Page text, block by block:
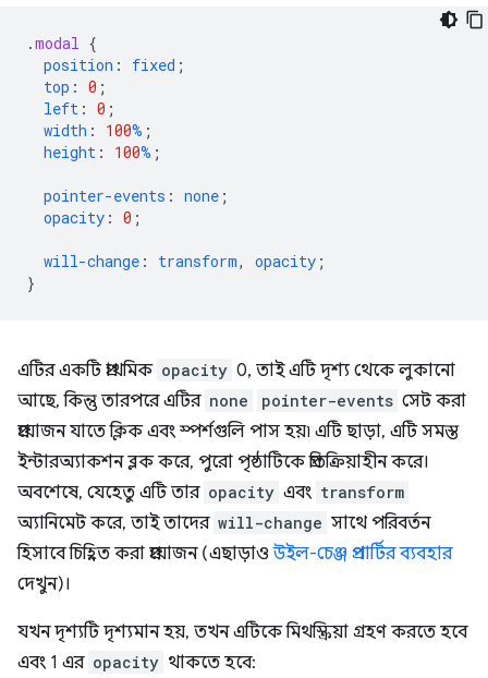
.modal {
position : fixed ;
top : 0 ;
left : 0 ;
width : 100% ;
height : 100% ;
pointer-events : none ;
opacity : 0 ;
will-change : transform, opacity ;
}
এটির একটি প্রাথমিক opacity 0, তাই এটি দৃশ্য থেকে লুকানো
আছে, কিন্তু তারপরে এটির none pointer-events সেট করা
প্রয়োজন যাতে ক্লিক এবং স্পর্শগুলি পাস হয়৷ এটি ছাড়া, এটি সমস্ত
ইন্টারঅ্যাকশন ব্লক করে, পুরো পৃষ্ঠাটিকে প্রতিক্রিয়াহীন করে।
অবশেষে, যেহেতু এটি তার opacity এবং transform
অ্যানিমেট করে, তাই তাদের will-change সাথে পরিবর্তন
হিসাবে চিহ্নিত করা প্রয়োজন (এছাড়াওউইল-চেঞ্জ প্রপার্টির ব্যবহার
দেখুন)।
যখন দৃশ্যটি দৃশ্যমান হয়, তখন এটিকে মিথস্ক্রিয়া গ্রহণ করতে হবে
এবং 1 এর opacity থাকতে হবে: